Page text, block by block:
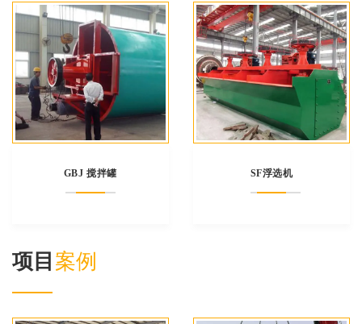
GBJ 搅拌罐 SF浮选机
项目 案例